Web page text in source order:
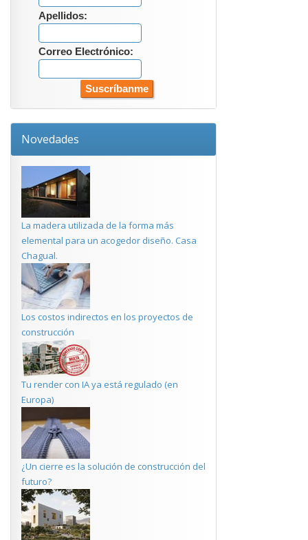
Apellidos:
Correo Electrónico:
Novedades
La madera utilizada de la forma más
elemental para un acogedor diseño. Casa
Chagual.
Los costos indirectos en los proyectos de
construcción
Tu render con IA ya está regulado (en
Europa)
¿Un cierre es la solución de construcción del
futuro?